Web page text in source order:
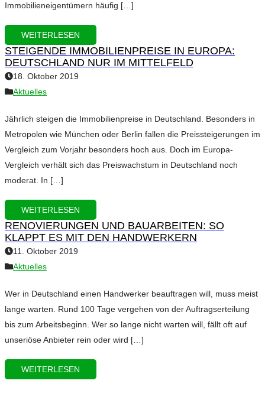
Immobilieneigentümern häufig […]
WEITERLESEN
STEIGENDE IMMOBILIENPREISE IN EUROPA:
DEUTSCHLAND NUR IM MITTELFELD
18. Oktober 2019
Aktuelles
Jährlich steigen die Immobilienpreise in Deutschland. Besonders in
Metropolen wie München oder Berlin fallen die Preissteigerungen im
Vergleich zum Vorjahr besonders hoch aus. Doch im Europa-
Vergleich verhält sich das Preiswachstum in Deutschland noch
moderat. In […]
WEITERLESEN
RENOVIERUNGEN UND BAUARBEITEN: SO
KLAPPT ES MIT DEN HANDWERKERN
11. Oktober 2019
Aktuelles
Wer in Deutschland einen Handwerker beauftragen will, muss meist
lange warten. Rund 100 Tage vergehen von der Auftragserteilung
bis zum Arbeitsbeginn. Wer so lange nicht warten will, fällt oft auf
unseriöse Anbieter rein oder wird […]
WEITERLESEN